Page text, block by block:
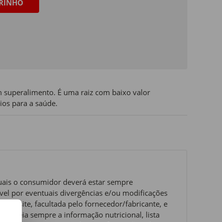
superalimento. É uma raiz com baixo valor
para a saúde.
o consumidor deverá estar sempre
por eventuais divergências e/ou modificações
website, facultada pelo fornecedor/fabricante, e
leia sempre a informação nutricional, lista